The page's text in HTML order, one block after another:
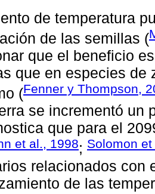
de temperatura
de las semillas (
que el beneficio
que en especies
(Fenner y Thompson,
se incrementó un
que para el
et al., 1998; Solomon
relacionados con
de las